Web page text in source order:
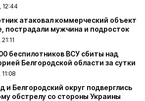
12:44
атаковал коммерческий объект
пострадали мужчина и подросток
беспилотников ВСУ сбиты над
Белгородской области за сутки
11:08
и Белгородский округ подверглись
обстрелу со стороны Украины